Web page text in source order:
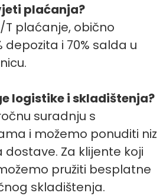
plaćanja?
T plaćanje, obično
depozita i 70% salda u
logistike i skladištenja?
suradnju s
i možemo ponuditi niz
Za klijente koji
pružiti besplatne
skladištenja.